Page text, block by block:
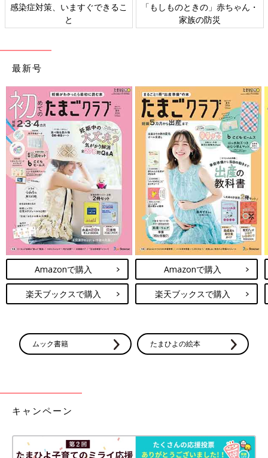
感染症対策、いますぐできるこ
と
「もしものときの」赤ちゃん・
家族の防災
最新号
Amazonで購入
楽天ブックスで購入
Amazonで購入
楽天ブックスで購入
ムック書籍 たまひよの絵本
キャンペーン